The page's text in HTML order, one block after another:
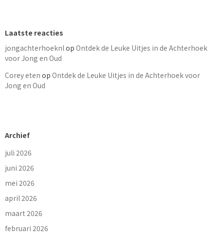
Laatste reacties
jongachterhoeknl op Ontdek de Leuke Uitjes in de Achterhoek
voor Jong en Oud
Corey eten op Ontdek de Leuke Uitjes in de Achterhoek voor
Jong en Oud
Archief
juli 2026
juni 2026
mei 2026
april 2026
maart 2026
februari 2026